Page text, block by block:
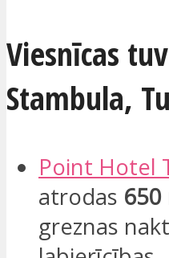
Viesnīcas
Stambula,
Point Hotel
atrodas 650
greznas